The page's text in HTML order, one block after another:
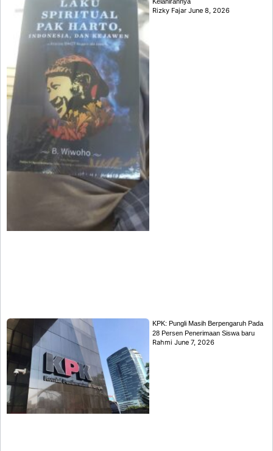
Rizky FajarJune 8, 2026
KPK: Pungli Masih Berpengaruh Pada
28 Persen Penerimaan Siswa baru
RahmiJune 7, 2026